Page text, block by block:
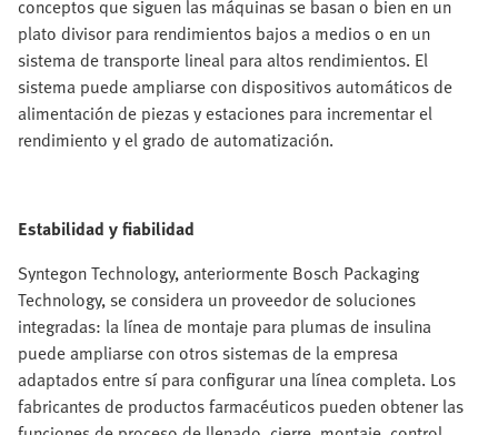
conceptos que siguen las máquinas se basan o bien en un
plato divisor para rendimientos bajos a medios o en un
sistema de transporte lineal para altos rendimientos. El
sistema puede ampliarse con dispositivos automáticos de
alimentación de piezas y estaciones para incrementar el
rendimiento y el grado de automatización.
Estabilidad y fiabilidad
Syntegon Technology, anteriormente Bosch Packaging
Technology, se considera un proveedor de soluciones
integradas: la línea de montaje para plumas de insulina
puede ampliarse con otros sistemas de la empresa
adaptados entre sí para configurar una línea completa. Los
fabricantes de productos farmacéuticos pueden obtener las